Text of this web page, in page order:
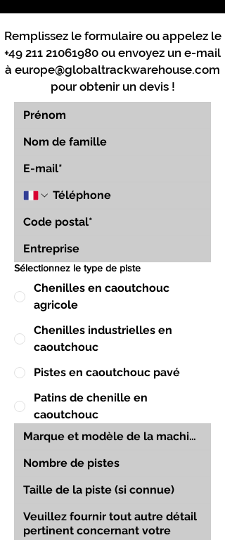
Remplissez le formulaire ou appelez le
+49 211 21061980 ou envoyez un e-mail
à europe@globaltrackwarehouse.com
pour obtenir un devis !
Sélectionnez le type de piste
Chenilles en caoutchouc
agricole
Chenilles industrielles en
caoutchouc
Pistes en caoutchouc pavé
Patins de chenille en
caoutchouc